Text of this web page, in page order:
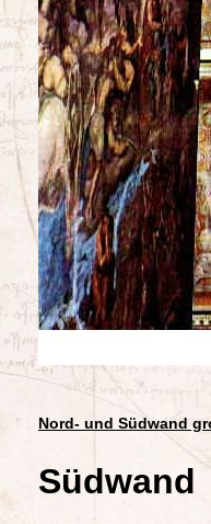
Nord- und Südwand
Südwand